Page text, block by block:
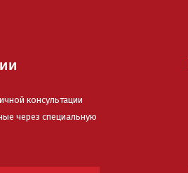
консультации
через специальную